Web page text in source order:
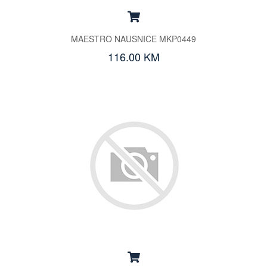
MAESTRO NAUSNICE MKP0449
116.00 KM